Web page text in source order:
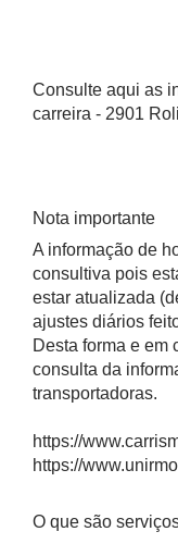
Consulte aqui as
carreira - 2901
Nota importante
A informação de
consultiva pois
estar atualizada
ajustes diários
Desta forma e em
consulta da
transportadoras.
https://
https://
O que são